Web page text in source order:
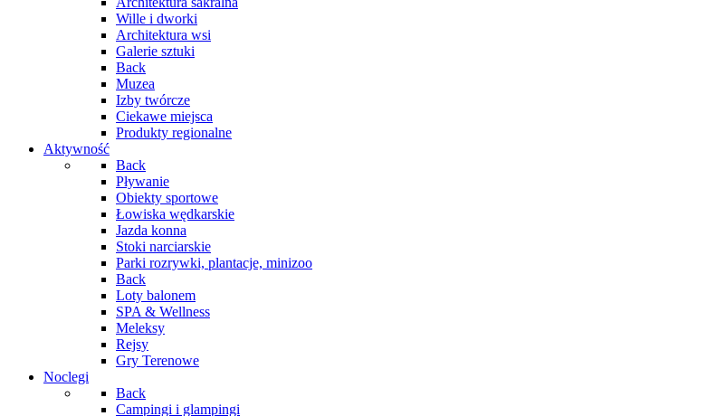
Wille i dworki
Architektura wsi
Galerie sztuki
Back
Muzea
Izby twórcze
Ciekawe miejsca
Produkty regionalne
Aktywność
Back
Pływanie
Obiekty sportowe
Łowiska wędkarskie
Jazda konna
Stoki narciarskie
Parki rozrywki, plantacje, minizoo
Back
Loty balonem
SPA & Wellness
Meleksy
Rejsy
Gry Terenowe
Noclegi
Back
Campingi i glampingi